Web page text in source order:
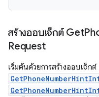
สร้างออบเจ็กต์ Get
Request
เริ่มต้นด้วยการสร้างออบเจ็กต์